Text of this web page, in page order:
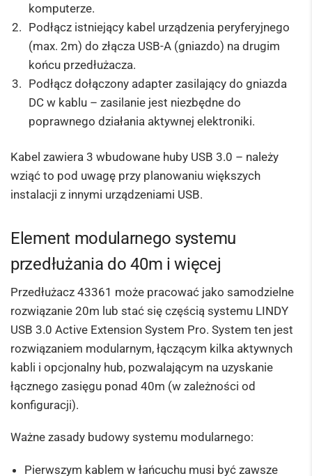
komputerze.
Podłącz istniejący kabel urządzenia peryferyjnego
(max. 2m) do złącza USB-A (gniazdo) na drugim
końcu przedłużacza.
Podłącz dołączony adapter zasilający do gniazda
DC w kablu – zasilanie jest niezbędne do
poprawnego działania aktywnej elektroniki.
Kabel zawiera 3 wbudowane huby USB 3.0 – należy
wziąć to pod uwagę przy planowaniu większych
instalacji z innymi urządzeniami USB.
Element modularnego systemu
przedłużania do 40m i więcej
Przedłużacz 43361 może pracować jako samodzielne
rozwiązanie 20m lub stać się częścią systemu LINDY
USB 3.0 Active Extension System Pro. System ten jest
rozwiązaniem modularnym, łączącym kilka aktywnych
kabli i opcjonalny hub, pozwalającym na uzyskanie
łącznego zasięgu ponad 40m (w zależności od
konfiguracji).
Ważne zasady budowy systemu modularnego:
Pierwszym kablem w łańcuchu musi być zawsze